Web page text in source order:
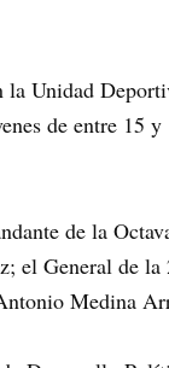
la Unidad
de entre 15 y
de la
el General de la
Medina